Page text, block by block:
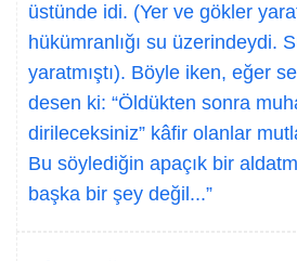
üstünde idi. (Yer ve gökler
hükümranlığı su üzerindeydi.
yaratmıştı). Böyle iken, eğer
desen ki: “Öldükten sonra
dirileceksiniz” kâfir olanlar
Bu söylediğin apaçık bir
başka bir şey değil...”